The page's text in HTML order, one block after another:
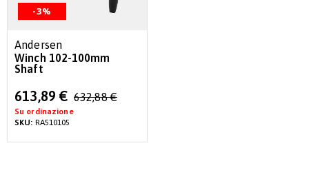
-3%
Andersen
Winch 102-100mm
Shaft
Special
Price
613,89 € 632,88 €
Su ordinazione
SKU: RA510105